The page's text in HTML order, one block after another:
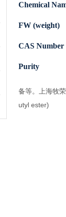
Chemical
FW (weight)
CAS Number
Purity
备等。上海牧
utyl ester)